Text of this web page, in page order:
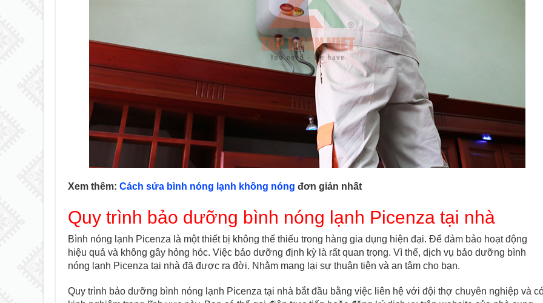
Xem thêm: Cách sửa bình nóng lạnh không nóng đơn giản nhất
Quy trình bảo dưỡng bình nóng lạnh Picenza tại nhà
Bình nóng lạnh Picenza là một thiết bị không thể thiếu trong hàng gia dụng hiện đại. Để đảm bảo hoạt động
hiệu quả và không gây hỏng hóc. Việc bảo dưỡng định kỳ là rất quan trọng. Vì thế, dịch vụ bảo dưỡng bình
nóng lạnh Picenza tại nhà đã được ra đời. Nhằm mang lại sự thuận tiện và an tâm cho bạn.
Quy trình bảo dưỡng bình nóng lạnh Picenza tại nhà bắt đầu bằng việc liên hệ với đội thợ chuyên nghiệp và